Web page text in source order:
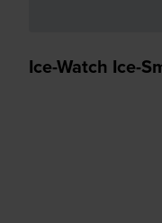
Ice-Watch Ice-